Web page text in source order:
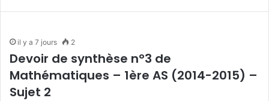
il y a 7 jours 2
Devoir de synthèse n°3 de
Mathématiques – 1ère AS (2014-2015) –
Sujet 2